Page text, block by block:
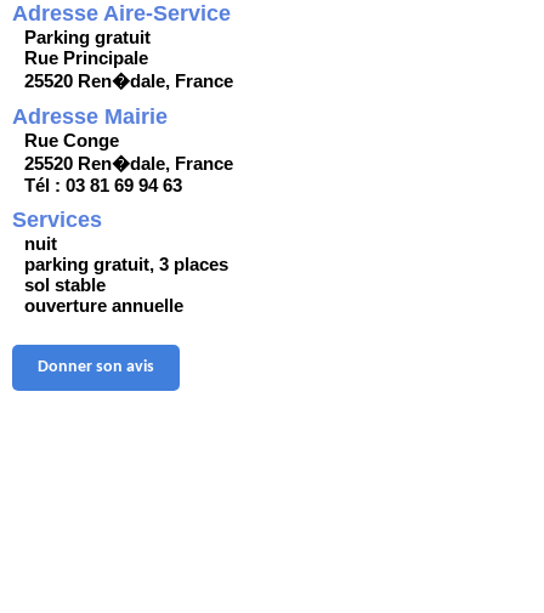
Adresse Aire-Service
Parking gratuit
Rue Principale
25520 Ren�dale, France
Adresse Mairie
Rue Conge
25520 Ren�dale, France
Tél : 03 81 69 94 63
Services
nuit
parking gratuit, 3 places
sol stable
ouverture annuelle
Donner son avis